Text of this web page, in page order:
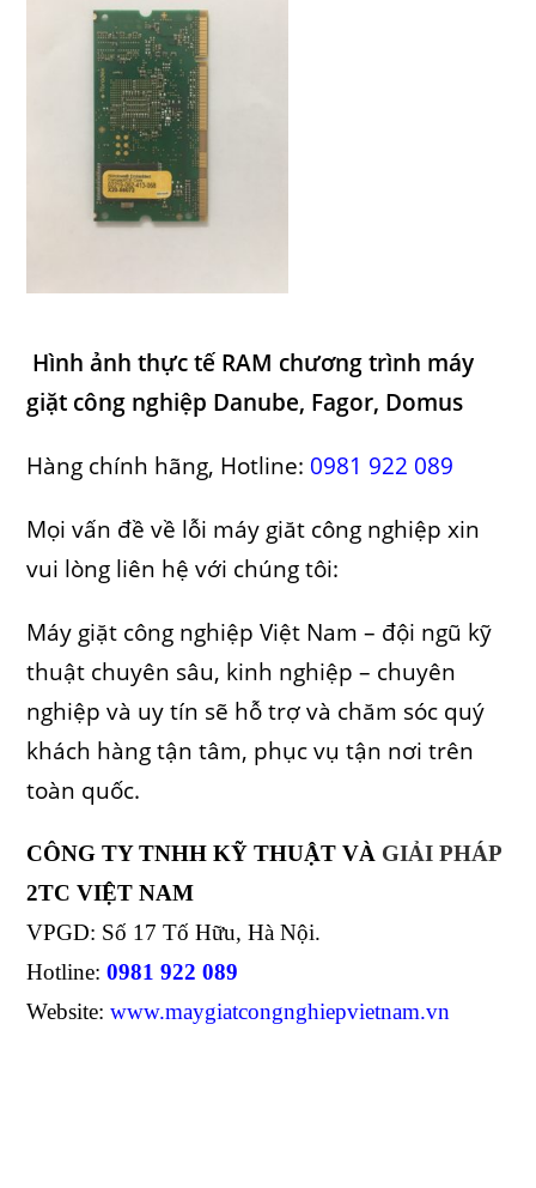
Hình ảnh thực tế RAM chương trình máy
giặt công nghiệp Danube, Fagor, Domus
Hàng chính hãng, Hotline: 0981 922 089
Mọi vấn đề về lỗi máy giăt công nghiệp xin
vui lòng liên hệ với chúng tôi:
Máy giặt công nghiệp Việt Nam – đội ngũ kỹ
thuật chuyên sâu, kinh nghiệp – chuyên
nghiệp và uy tín sẽ hỗ trợ và chăm sóc quý
khách hàng tận tâm, phục vụ tận nơi trên
toàn quốc.
CÔNG TY TNHH KỸ THUẬT VÀ GIẢI PHÁP
2TC VIỆT NAM
VPGD: Số 17 Tố Hữu, Hà Nội.
Hotline:0981 922 089
Website:www.maygiatcongnghiepvietnam.vn